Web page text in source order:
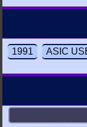
1991 ASIC